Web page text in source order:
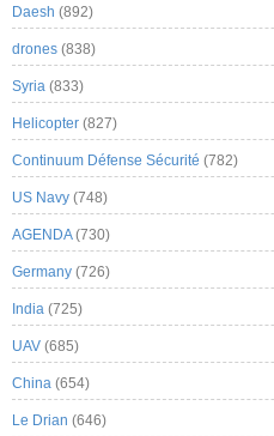
Daesh (892)
drones (838)
Syria (833)
Helicopter (827)
Continuum Défense Sécurité (782)
US Navy (748)
AGENDA(730)
Germany (726)
India (725)
UAV (685)
China (654)
Le Drian (646)